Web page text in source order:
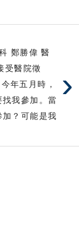
›
鄭勝偉 醫
受醫院徵
年五月時，
我參加。當
？可能是我